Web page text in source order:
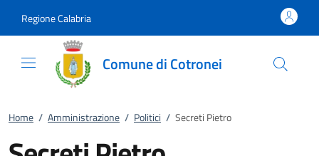
Regione Calabria
Comune di Cotronei
Home / Amministrazione / Politici / Secreti Pietro